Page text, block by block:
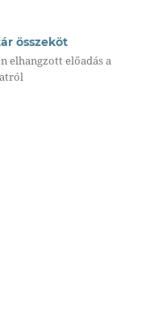
összeköt
elhangzott előadás a